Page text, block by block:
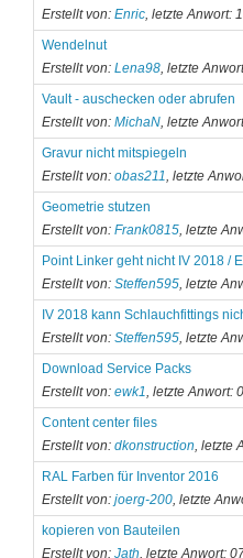
Erstellt von: Enric, letzte Anwort:
Wendelnut
Erstellt von: Lena98, letzte
Vault - auschecken oder abrufen
Erstellt von: MichaN, letzte
Gravur nicht mitspiegeln
Erstellt von: obas211 , letzte
Geometrie stutzen
Erstellt von: Frank0815, letzte
Point Linker geht nicht IV 2018 /
Erstellt von: Steffen595, letzte
IV 2018 kann Schlauchfittings
Erstellt von: Steffen595, letzte
Download Service Packs
Erstellt von: ewk1 , letzte Anwort:
Content center files
Erstellt von: dkonstruction , letzte
RAL Farben für Inventor 2016
Erstellt von: joerg-200, letzte
kopieren von Bauteilen
Erstellt von: Jath , letzte Anwort: